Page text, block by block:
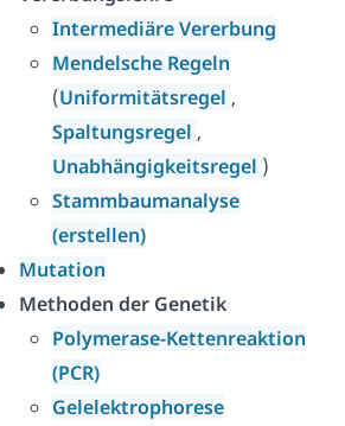
Intermediäre Vererbung
Mendelsche Regeln
(Uniformitätsregel ,
Spaltungsregel ,
Unabhängigkeitsregel )
Stammbaumanalyse
(erstellen)
Mutation
Methoden der Genetik
Polymerase-Kettenreaktion
(PCR)
Gelelektrophorese